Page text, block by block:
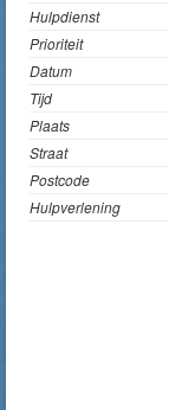
Hulpdienst
Prioriteit
Datum
Tijd
Plaats
Straat
Postcode
Hulpverlening